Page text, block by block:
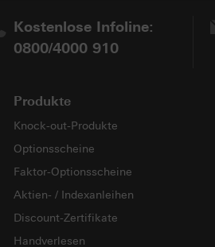
Kostenlose Infoline:
0800/4000 910
Produkte
Knock-out-Produkte
Optionsscheine
Faktor-Optionsscheine
Aktien- / Indexanleihen
Discount-Zertifikate
Handverlesen